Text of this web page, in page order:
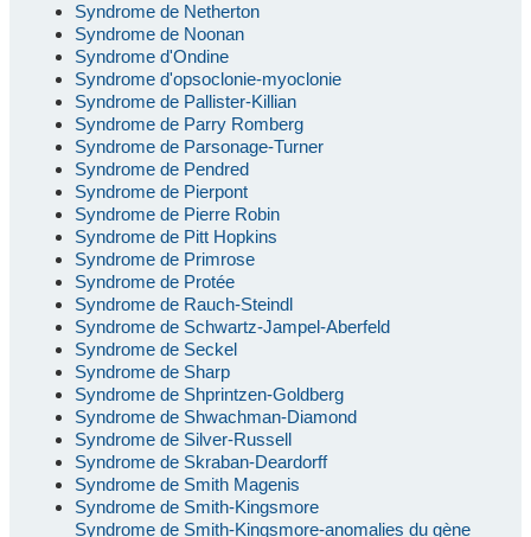
Syndrome de Netherton
Syndrome de Noonan
Syndrome d'Ondine
Syndrome d'opsoclonie-myoclonie
Syndrome de Pallister-Killian
Syndrome de Parry Romberg
Syndrome de Parsonage-Turner
Syndrome de Pendred
Syndrome de Pierpont
Syndrome de Pierre Robin
Syndrome de Pitt Hopkins
Syndrome de Primrose
Syndrome de Protée
Syndrome de Rauch-Steindl
Syndrome de Schwartz-Jampel-Aberfeld
Syndrome de Seckel
Syndrome de Sharp
Syndrome de Shprintzen-Goldberg
Syndrome de Shwachman-Diamond
Syndrome de Silver-Russell
Syndrome de Skraban-Deardorff
Syndrome de Smith Magenis
Syndrome de Smith-Kingsmore
Syndrome de Smith-Kingsmore-anomalies du gène